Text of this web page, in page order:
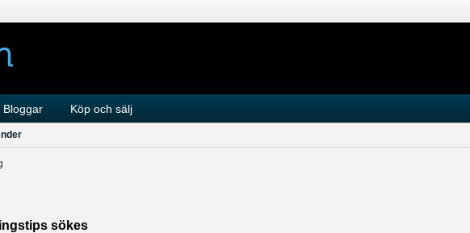
Bloggar Köp och sälj
sökes